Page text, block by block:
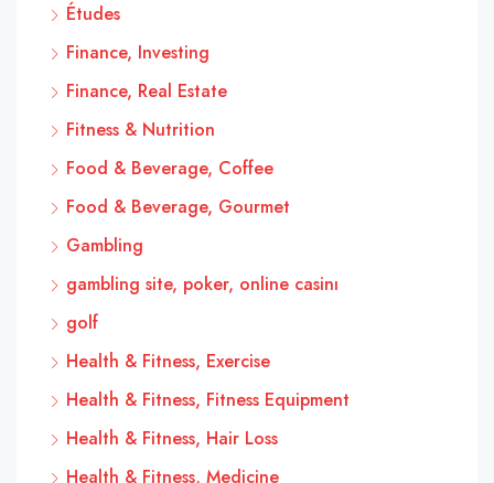
Études
Finance, Investing
Finance, Real Estate
Fitness & Nutrition
Food & Beverage, Coffee
Food & Beverage, Gourmet
Gambling
gambling site, poker, online casinı
golf
Health & Fitness, Exercise
Health & Fitness, Fitness Equipment
Health & Fitness, Hair Loss
Health & Fitness, Medicine